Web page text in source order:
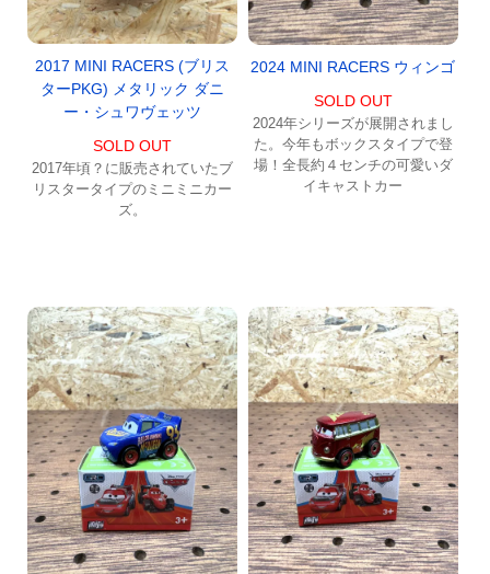
2017 MINI RACERS (ブリス
ターPKG) メタリック ダニ
ー・シュワヴェッツ
SOLD OUT
2017年頃？に販売されていたブ
リスタータイプのミニミニカー
ズ。
2024 MINI RACERS ウィンゴ
SOLD OUT
2024年シリーズが展開されまし
た。今年もボックスタイプで登
場！全長約４センチの可愛いダ
イキャストカー